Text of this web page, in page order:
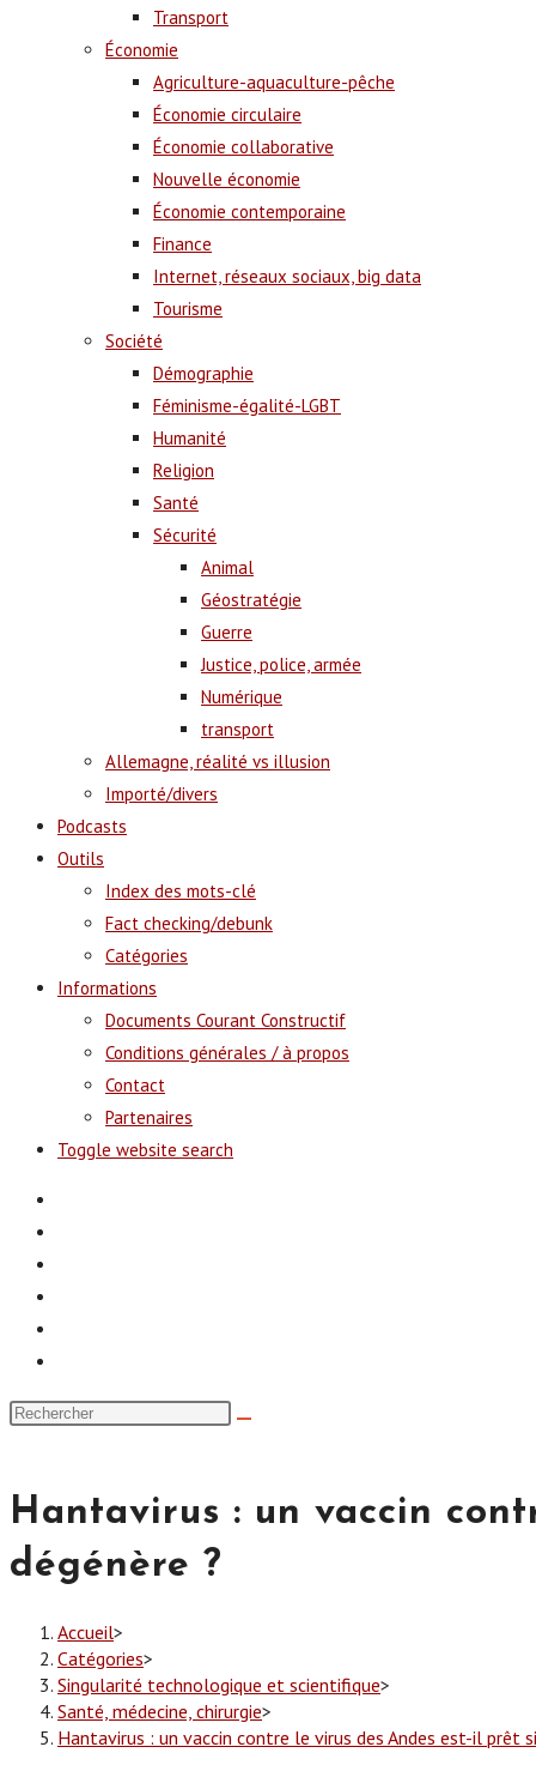
Transport
Économie
Agriculture-aquaculture-pêche
Économie circulaire
Économie collaborative
Nouvelle économie
Économie contemporaine
Finance
Internet, réseaux sociaux, big data
Tourisme
Société
Démographie
Féminisme-égalité-LGBT
Humanité
Religion
Santé
Sécurité
Animal
Géostratégie
Guerre
Justice, police, armée
Numérique
transport
Allemagne, réalité vs illusion
Importé/divers
Podcasts
Outils
Index des mots-clé
Fact checking/debunk
Catégories
Informations
Documents Courant Constructif
Conditions générales / à propos
Contact
Partenaires
Toggle website search
Hantavirus : un vaccin
dégénère ?
Accueil>
Catégories>
Singularité technologique et scientifique>
Santé, médecine, chirurgie>
Hantavirus : un vaccin contre le virus des Andes est-il prêt